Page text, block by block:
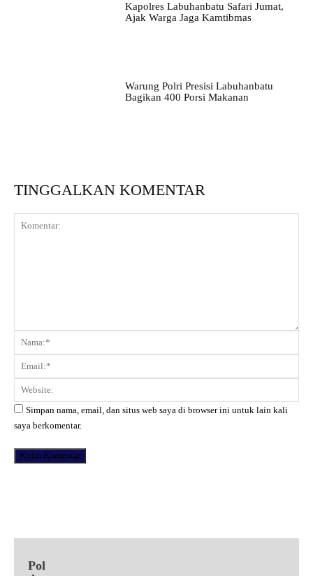
Kapolres Labuhanbatu Safari Jumat,
Ajak Warga Jaga Kamtibmas
Warung Polri Presisi Labuhanbatu
Bagikan 400 Porsi Makanan
TINGGALKAN KOMENTAR
Komentar:
Simpan nama, email, dan situs web saya di browser ini untuk lain kali
saya berkomentar.
Pol